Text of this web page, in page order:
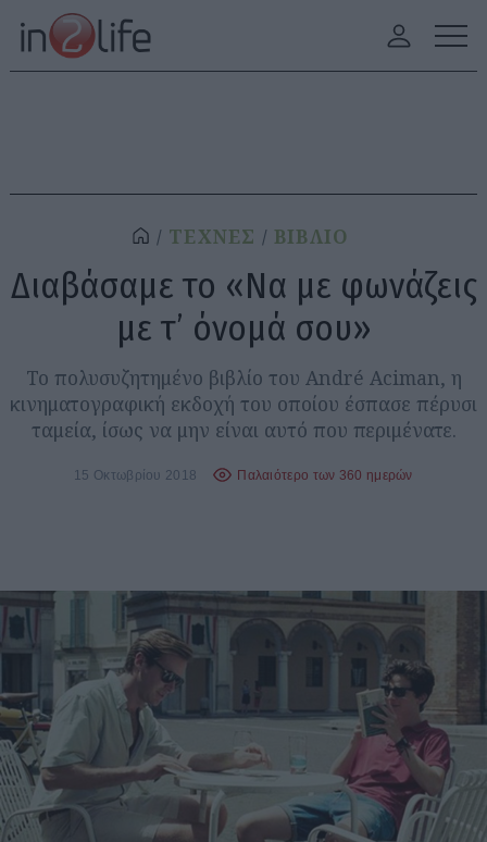
ΤΕΧΝΕΣ ΒΙΒΛΙΟ
Διαβάσαμε το «Να με φωνάζεις
με τ’ όνομά σου»
Το πολυσυζητημένο βιβλίο του André Aciman, η
κινηματογραφική εκδοχή του οποίου έσπασε πέρυσι
ταμεία, ίσως να μην είναι αυτό που περιμένατε.
15 Οκτωβρίου 2018 Παλαιότερο των 360 ημερών